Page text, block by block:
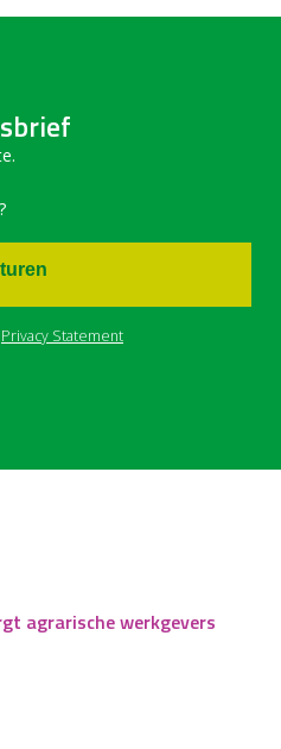
Privacy Statement
agrarische werkgevers